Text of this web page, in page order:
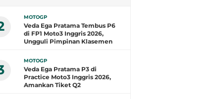
MOTOGP
Veda Ega Pratama Tembus P6
di FP1 Moto3 Inggris 2026,
Ungguli Pimpinan Klasemen
MOTOGP
Veda Ega Pratama P3 di
Practice Moto3 Inggris 2026,
Amankan Tiket Q2